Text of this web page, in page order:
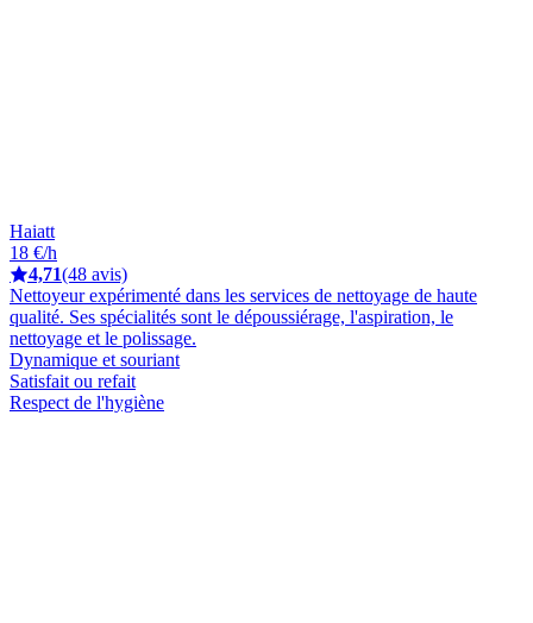
Haiatt
18 €/h
4,71(48 avis)
Nettoyeur expérimenté dans les services de nettoyage de haute
qualité. Ses spécialités sont le dépoussiérage, l'aspiration, le
nettoyage et le polissage.
Dynamique et souriant
Satisfait ou refait
Respect de l'hygiène